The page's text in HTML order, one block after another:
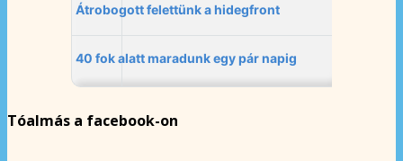
Tóalmás a facebook-on